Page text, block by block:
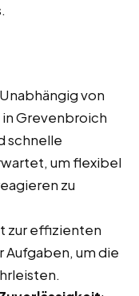
von
Grevenbroich
schnelle
um flexibel
zu
zur effizienten
Aufgaben, um die